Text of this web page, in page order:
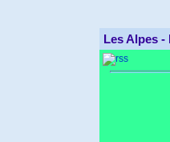
Les Alpes -